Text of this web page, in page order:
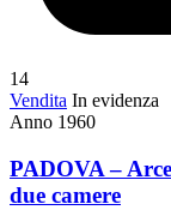
14
Vendita In evidenza
Anno 1960
PADOVA –
due camere